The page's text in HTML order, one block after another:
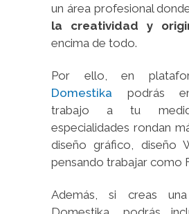
un área profesional
la creatividad y
encima de todo.
Por ello, en
Domestika podrás
trabajo a tu
especialidades rondan
diseño gráfico, diseño
pensando trabajar como
Además, si creas